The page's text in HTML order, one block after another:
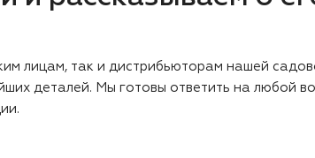
лицам, так и дистрибьюторам нашей
деталей. Мы готовы ответить на любой